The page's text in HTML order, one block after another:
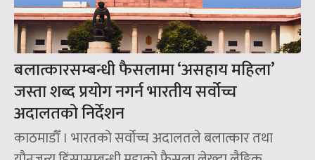
बलात्कारसम्बन्धी फैसलामा ‘असहाय महिला’
जस्ता शब्द प्रयोग नगर्न भारतीय सर्वोच्च
अदालतको निर्देशन
काठमाडौँ । भारतको सर्वोच्च अदालतले बलात्कार तथा